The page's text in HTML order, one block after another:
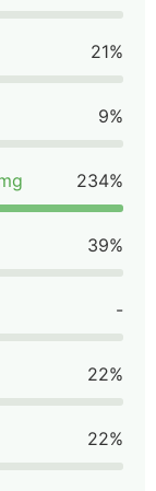
21%
9%
234%
39%
-
22%
22%